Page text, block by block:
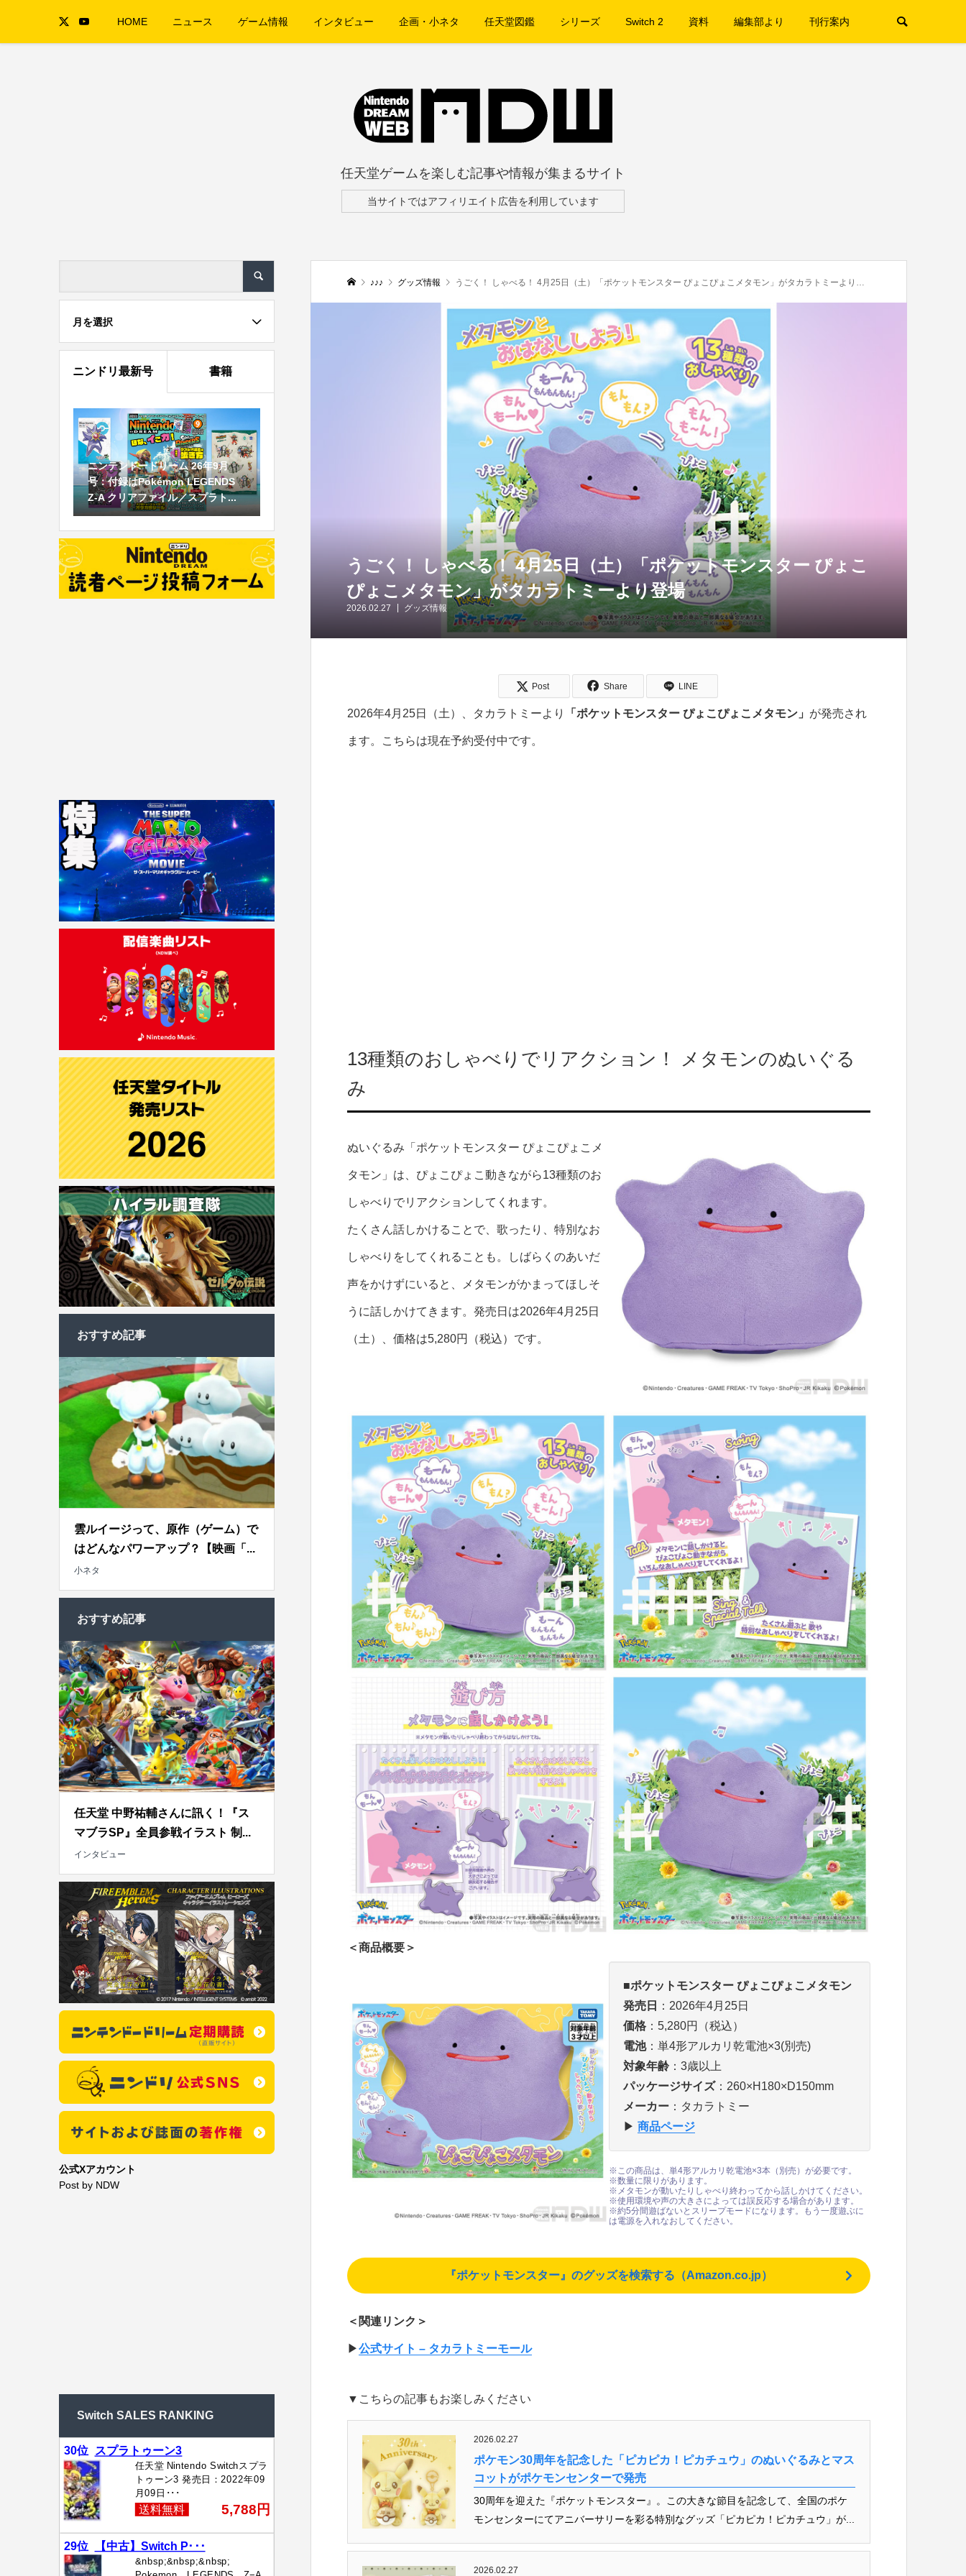
HOME ニュース ゲーム情報 インタビュー 企画・小ネタ 任天堂図鑑 シリーズ Switch 2 資料 編集部より 刊行案内
任天堂ゲームを楽しむ記事や情報が集まるサイト
当サイトではアフィリエイト広告を利用しています
♪♪♪ グッズ情報 うごく！ しゃべる！ 4月25日（土）「ポケットモンスター ぴょこぴょこメタモン」がタカラトミーより登場
うごく！ しゃべる！ 4月25日（土）「ポケットモンスター ぴょこ
ぴょこメタモン」がタカラトミーより登場
2026.02.27 グッズ情報
Post Share LINE
2026年4月25日（土）、タカラトミーより 「ポケットモンスター ぴょこぴょこメタモン」 が発売され
ます。こちらは現在予約受付中です。
13種類のおしゃべりでリアクション！ メタモンのぬいぐる
み
ぬいぐるみ「ポケットモンスター ぴょこぴょこメ
タモン」は、ぴょこぴょこ動きながら13種類のお
しゃべりでリアクションしてくれます。
たくさん話しかけることで、歌ったり、特別なお
しゃべりをしてくれることも。しばらくのあいだ
声をかけずにいると、メタモンがかまってほしそ
うに話しかけてきます。発売日は2026年4月25日
（土）、価格は5,280円（税込）です。
＜商品概要＞
■ポケットモンスター ぴょこぴょこメタモン
発売日
：2026年4月25日
価格 ：5,280円（税込）
電池：単4形アルカリ乾電池×3(別売)
対象年齢 ：3歳以上
パッケージサイズ：260×H180×D150mm
メーカー ：タカラトミー
▶︎ 商品ページ
※この商品は、単4形アルカリ乾電池×3本（別売）が必要です。
※数量に限りがあります。
※メタモンが動いたりしゃべり終わってから話しかけてください。
※使用環境や声の大きさによっては誤反応する場合があります。
※約5分間遊ばないとスリープモードになります。もう一度遊ぶに
は電源を入れなおしてください。
『ポケットモンスター』のグッズを検索する（Amazon.co.jp）
＜関連リンク＞
▶︎公式サイト – タカラトミーモール
▼こちらの記事もお楽しみください
2026.02.27
ポケモン30周年を記念した「ピカピカ！ピカチュウ」のぬいぐるみとマス
コットがポケモンセンターで発売
30周年を迎えた『ポケットモンスター』。この大きな節目を記念して、全国のポケ
モンセンターにてアニバーサリーを彩る特別なグッズ「ピカピカ！ピカチュウ」が...
2026.02.27
月を選択
ニンドリ最新号 書籍
ニンテンドードリーム 26年9月
号：付録はPokémon LEGENDS
Z-A クリアファイル／スプラト...
おすすめ記事
雲ルイージって、原作（ゲーム）で
はどんなパワーアップ？【映画「...
小ネタ
おすすめ記事
任天堂 中野祐輔さんに訊く！『ス
マブラSP』全員参戦イラスト 制...
インタビュー
公式Xアカウント
Post by NDW
Switch SALES RANKING